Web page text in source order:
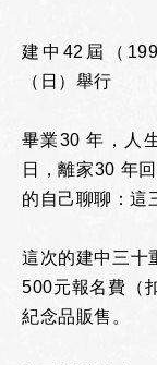
建中42屆（
（日）舉行
畢業30 年，人
日，離家30 年
的自己聊聊：這
這次的建中三十
500元報名費（
紀念品販售。